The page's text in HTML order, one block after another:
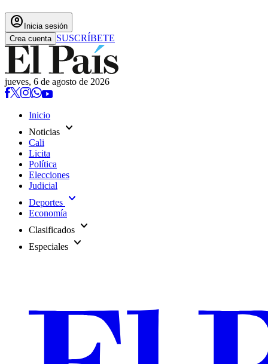
account_circle Inicia sesión
Crea cuenta SUSCRÍBETE
jueves, 6 de agosto de 2026
Inicio
Noticias expand_more
Cali
Licita
Política
Elecciones
Judicial
Deportes expand_more
Economía
Clasificados expand_more
Especiales expand_more